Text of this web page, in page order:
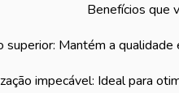
Benefícios que
superior: Mantém a
impecável: Ideal para